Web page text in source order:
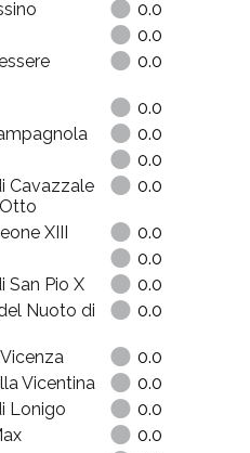
0.0
0.0
0.0
0.0
0.0
0.0
Cavazzale
0.0
XIII
0.0
0.0
San Pio X
0.0
Nuoto di
0.0
0.0
Vicentina
0.0
Lonigo
0.0
0.0